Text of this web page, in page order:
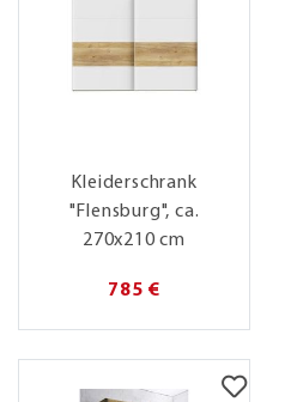
Kleiderschrank
"Flensburg", ca.
270x210 cm
785 €